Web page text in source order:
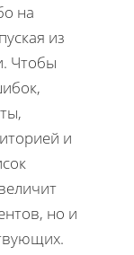
на
из
Чтобы
и
но и